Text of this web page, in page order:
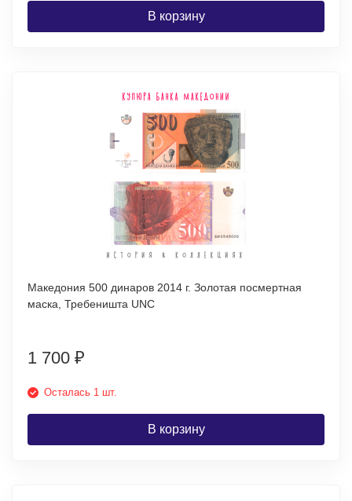
В корзину
Македония 500 динаров 2014 г. Золотая посмертная
маска, Требеништа UNC
1 700 ₽
Осталась 1 шт.
В корзину